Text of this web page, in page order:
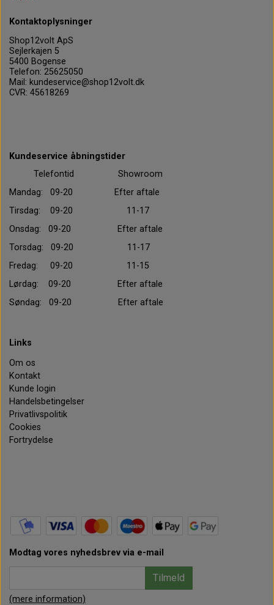
Kontaktoplysninger
Shop12volt ApS
Sejlerkajen 5
5400 Bogense
Telefon: 25625050
Mail: kundeservice@shop12volt.dk
CVR: 45618269
Kundeservice åbningstider
Telefontid Showroom
Mandag: 09-20 Efter aftale
Tirsdag: 09-20 11-17
Onsdag: 09-20 Efter aftale
Torsdag: 09-20 11-17
Fredag: 09-20 11-15
Lørdag: 09-20 Efter aftale
Søndag: 09-20 Efter aftale
Links
Om os
Kontakt
Kunde login
Handelsbetingelser
Privatlivspolitik
Cookies
Fortrydelse
Modtag vores nyhedsbrev via e-mail
Tilmeld
(mere information)